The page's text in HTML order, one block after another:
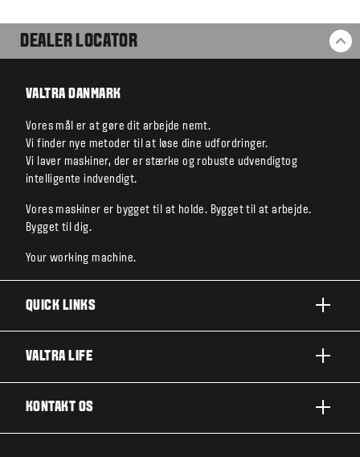
DEALER LOCATOR
VALTRA DANMARK
Vores mål er at gøre dit arbejde nemt.
Vi finder nye metoder til at løse dine udfordringer.
Vi laver maskiner, der er stærke og robuste udvendigtog
intelligente indvendigt.
Vores maskiner er bygget til at holde. Bygget til at arbejde.
Bygget til dig.
Your working machine.
QUICK LINKS
TEKNOLOGILØSNINGER
VALTRA LIFE
KONTAKT OS